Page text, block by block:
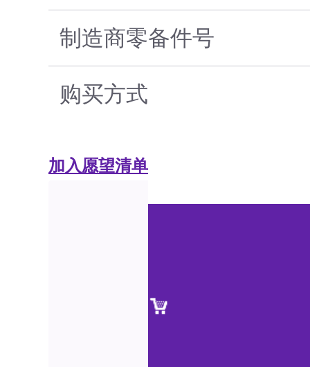
制造商零备件号
购买方式
加入愿望清单